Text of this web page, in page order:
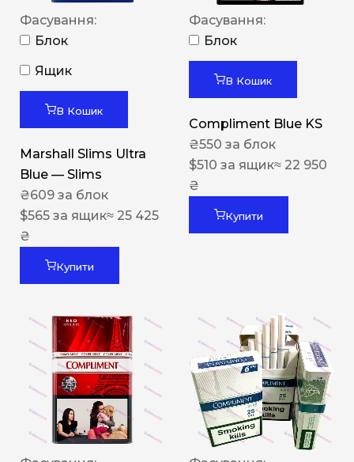
Фасування:
Блок
Ящик
В Кошик
Marshall Slims Ultra
Blue — Slims
₴609 за блок
$565 за ящик≈ 25 425
₴
Купити
Фасування:
Блок
В Кошик
Compliment Blue KS
₴550 за блок
$510 за ящик≈ 22 950
₴
Купити